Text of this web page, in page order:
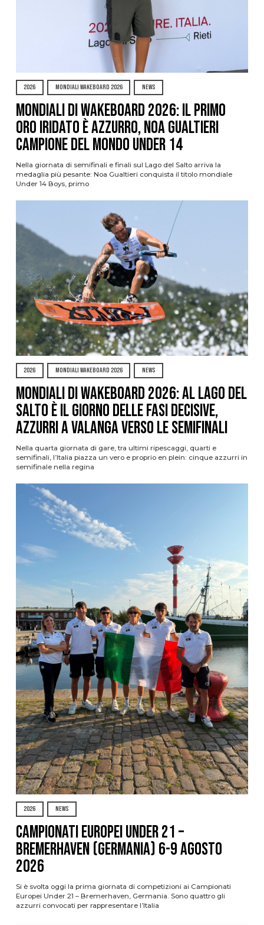
2026 MONDIALI WAKEBOARD 2026 NEWS
Mondiali di Wakeboard 2026: il primo
oro iridato è azzurro, Noa Gualtieri
campione del mondo Under 14
Nella giornata di semifinali e finali sul Lago del Salto arriva la
medaglia più pesante: Noa Gualtieri conquista il titolo mondiale
Under 14 Boys, primo
2026 MONDIALI WAKEBOARD 2026 NEWS
Mondiali di Wakeboard 2026: al Lago del
Salto è il giorno delle fasi decisive,
azzurri a valanga verso le semifinali
Nella quarta giornata di gare, tra ultimi ripescaggi, quarti e
semifinali, l’Italia piazza un vero e proprio en plein: cinque azzurri in
semifinale nella regina
2026 NEWS
Campionati Europei Under 21 –
Bremerhaven (Germania) 6-9 agosto
2026
Si è svolta oggi la prima giornata di competizioni ai Campionati
Europei Under 21 – Bremerhaven, Germania. Sono quattro gli
azzurri convocati per rappresentare l’Italia